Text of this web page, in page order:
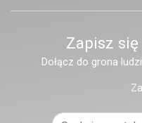
Zapisz
Dołącz do grona